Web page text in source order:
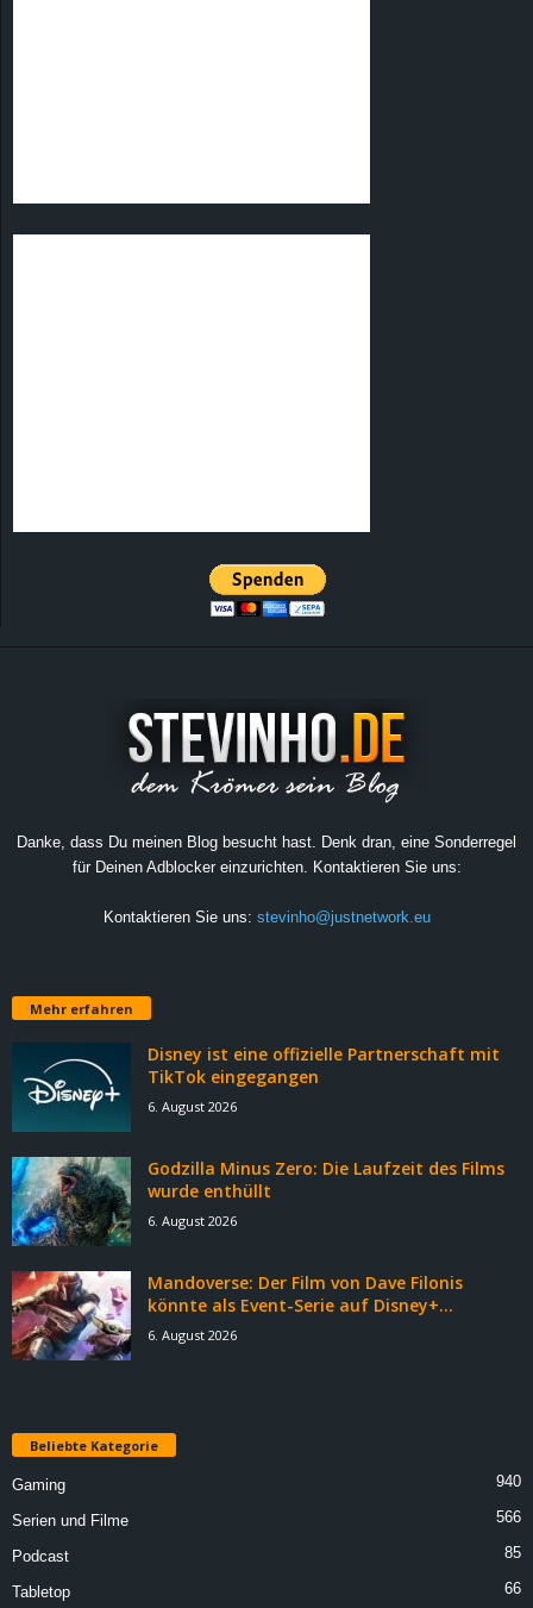
Danke, dass Du meinen Blog besucht hast. Denk dran, eine Sonderregel
für Deinen Adblocker einzurichten. Kontaktieren Sie uns:
Kontaktieren Sie uns: stevinho@justnetwork.eu
Mehr erfahren
Disney ist eine offizielle Partnerschaft mit
TikTok eingegangen
6. August 2026
Godzilla Minus Zero: Die Laufzeit des Films
wurde enthüllt
6. August 2026
Mandoverse: Der Film von Dave Filonis
könnte als Event-Serie auf Disney+...
6. August 2026
Beliebte Kategorie
Gaming 940
Serien und Filme 566
Podcast 85
Tabletop 66